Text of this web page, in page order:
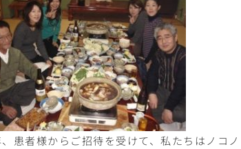
患者様からご招待を受けて、私たちはノコ